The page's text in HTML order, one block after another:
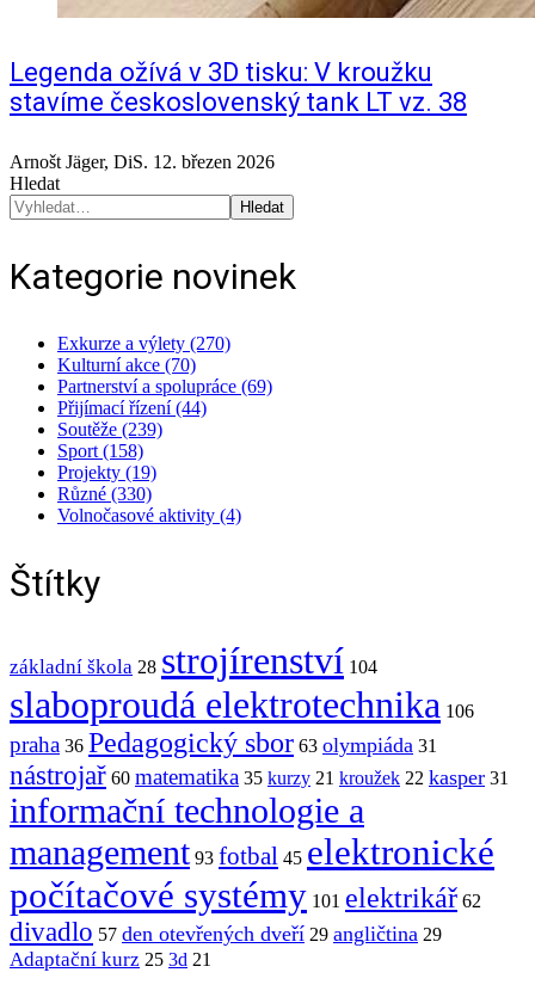
Legenda ožívá v 3D tisku: V kroužku
stavíme československý tank LT vz. 38
Arnošt Jäger, DiS. 12. březen 2026
Hledat
Hledat
Kategorie novinek
Exkurze a výlety (270)
Kulturní akce (70)
Partnerství a spolupráce (69)
Přijímací řízení (44)
Soutěže (239)
Sport (158)
Projekty (19)
Různé (330)
Volnočasové aktivity (4)
Štítky
základní škola 28 strojírenství 104
slaboproudá elektrotechnika 106
praha 36 Pedagogický sbor 63 olympiáda 31
nástrojař 60 matematika 35 kurzy 21 kroužek 22 kasper 31
informační technologie a
management 93 fotbal 45 elektronické
počítačové systémy 101 elektrikář 62
divadlo 57 den otevřených dveří 29 angličtina 29
Adaptační kurz 25 3d 21